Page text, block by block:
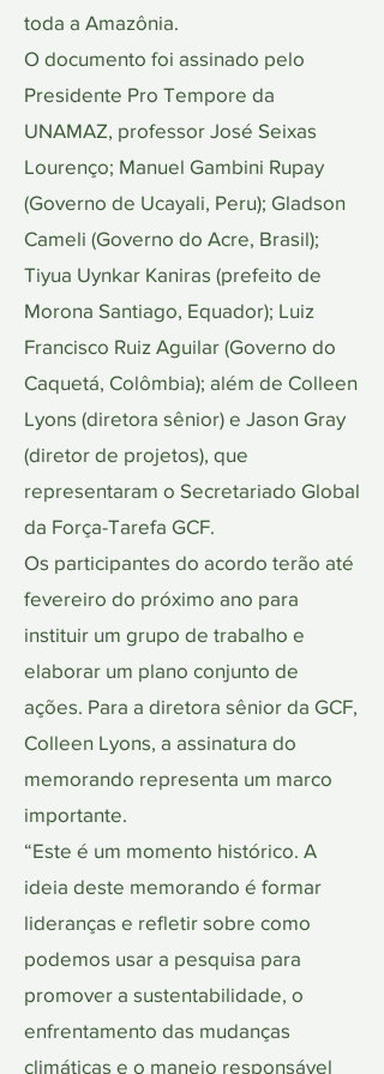
toda a Amazônia.
O documento foi assinado pelo
Presidente Pro Tempore da
UNAMAZ, professor José Seixas
Lourenço; Manuel Gambini Rupay
(Governo de Ucayali, Peru); Gladson
Cameli (Governo do Acre, Brasil);
Tiyua Uynkar Kaniras (prefeito de
Morona Santiago, Equador); Luiz
Francisco Ruiz Aguilar (Governo do
Caquetá, Colômbia); além de Colleen
Lyons (diretora sênior) e Jason Gray
(diretor de projetos), que
representaram o Secretariado Global
da Força-Tarefa GCF.
Os participantes do acordo terão até
fevereiro do próximo ano para
instituir um grupo de trabalho e
elaborar um plano conjunto de
ações. Para a diretora sênior da GCF,
Colleen Lyons, a assinatura do
memorando representa um marco
importante.
“Este é um momento histórico. A
ideia deste memorando é formar
lideranças e refletir sobre como
podemos usar a pesquisa para
promover a sustentabilidade, o
enfrentamento das mudanças
climáticas e o manejo responsável